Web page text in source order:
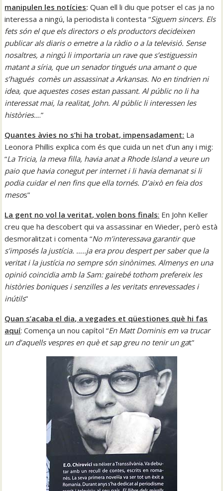
manipulen les notícies: Quan ell li diu que potser el cas ja no
interessa a ningú, la periodista li contesta “Siguem sincers. Els
fets són el que els directors o els productors decideixen
publicar als diaris o emetre a la ràdio o a la televisió. Sense
nosaltres, a ningú li importaria un rave que s’estiguessin
matant a síria, que un senador tingués una amant o que
s’hagués comès un assassinat a Arkansas. No en tindrien ni
idea, que aquestes coses estan passant. Al públic no li ha
interessat mai, la realitat, John. Al públic li interessen les
històries....”
Quantes àvies no s’hi ha trobat, impensadament: La
Leonora Phillis explica com és que cuida un net d’un any i mig:
“La Tricia, la meva filla, havia anat a Rhode Island a veure un
paio que havia conegut per internet i li havia demanat si li
podia cuidar el nen fins que ella tornés. D’això en feia dos
mesos”
La gent no vol la veritat, volen bons finals: En John Keller
creu que ha descobert qui va assassinar en Wieder, però està
desmoralitzat i comenta “No m’interessava garantir que
s’imposés la justícia. …..ja era prou despert per saber que la
veritat i la justícia no sempre són sinònimes. Almenys en una
opinió coincidia amb la Sam: gairebé tothom prefereix les
històries boniques i senzilles a les veritats enrevessades i
inútils”
Quan s’acaba el dia, a vegades et qüestiones què hi fas
aquí: Comença un nou capítol “En Matt Dominis em va trucar
un d’aquells vespres en què et sap greu no tenir un gat”